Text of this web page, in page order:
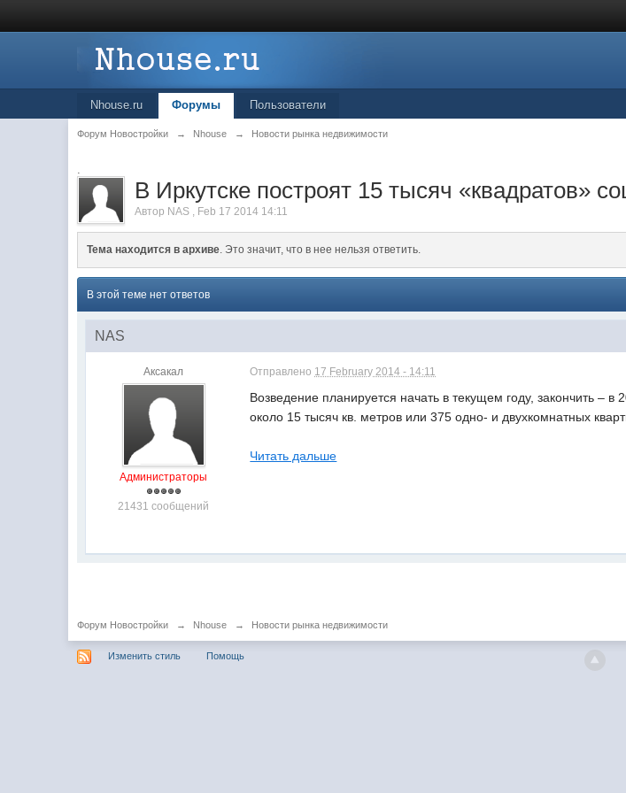
Nhouse.ru Форумы Пользователи
Форум Новостройки → Nhouse → Новости рынка недвижимости
.
В Иркутске построят 15 тысяч «квадратов»
Автор NAS , Feb 17 2014 14:11
Тема находится в архиве. Это значит, что в нее нельзя ответить.
В этой теме нет ответов
NAS
Аксакал
Администраторы
21431 сообщений
Отправлено 17 February 2014 - 14:11
Возведение планируется начать в текущем году, закончить –
около 15 тысяч кв. метров или 375 одно- и двухкомнатных
Читать дальше
Форум Новостройки → Nhouse → Новости рынка недвижимости
Изменить стиль Помощь